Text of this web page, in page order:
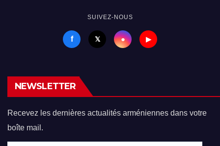
SUIVEZ-NOUS
f 𝕏 ● ▶
NEWSLETTER
Recevez les dernières actualités arméniennes dans votre
boîte mail.